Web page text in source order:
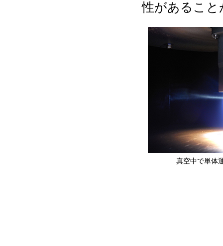
性があること
真空中で単体